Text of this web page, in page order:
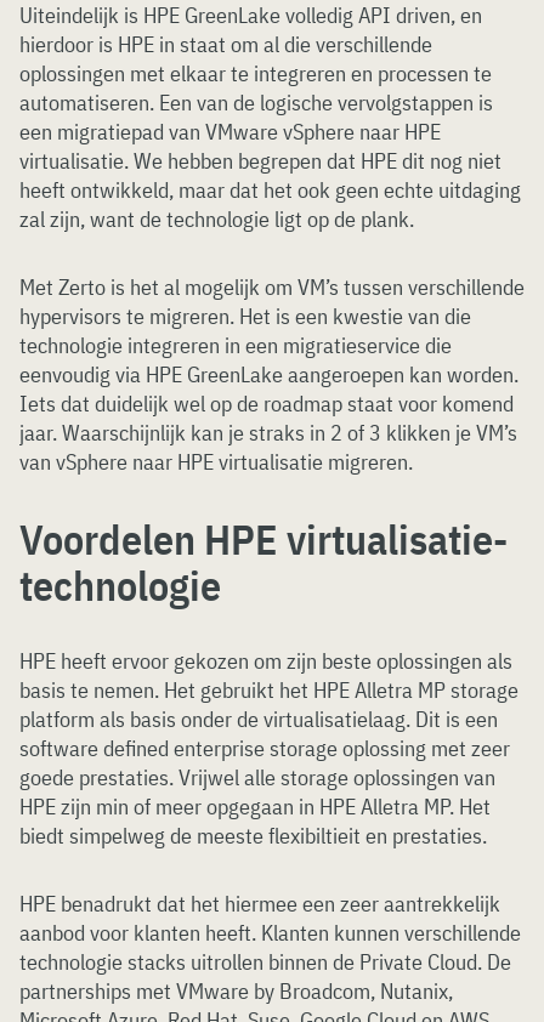
Uiteindelijk is HPE GreenLake volledig API driven, en
hierdoor is HPE in staat om al die verschillende
oplossingen met elkaar te integreren en processen te
automatiseren. Een van de logische vervolgstappen is
een migratiepad van VMware vSphere naar HPE
virtualisatie. We hebben begrepen dat HPE dit nog niet
heeft ontwikkeld, maar dat het ook geen echte uitdaging
zal zijn, want de technologie ligt op de plank.
Met Zerto is het al mogelijk om VM’s tussen verschillende
hypervisors te migreren. Het is een kwestie van die
technologie integreren in een migratieservice die
eenvoudig via HPE GreenLake aangeroepen kan worden.
Iets dat duidelijk wel op de roadmap staat voor komend
jaar. Waarschijnlijk kan je straks in 2 of 3 klikken je VM’s
van vSphere naar HPE virtualisatie migreren.
Voordelen HPE virtualisatie-
technologie
HPE heeft ervoor gekozen om zijn beste oplossingen als
basis te nemen. Het gebruikt het HPE Alletra MP storage
platform als basis onder de virtualisatielaag. Dit is een
software defined enterprise storage oplossing met zeer
goede prestaties. Vrijwel alle storage oplossingen van
HPE zijn min of meer opgegaan in HPE Alletra MP. Het
biedt simpelweg de meeste flexibiltieit en prestaties.
HPE benadrukt dat het hiermee een zeer aantrekkelijk
aanbod voor klanten heeft. Klanten kunnen verschillende
technologie stacks uitrollen binnen de Private Cloud. De
partnerships met VMware by Broadcom, Nutanix,